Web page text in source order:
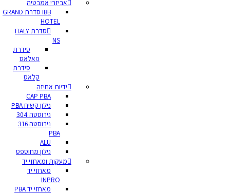
אביזרי אמבטיה
IBB סדרת GRAND
HOTEL
סדרת ITALY
NS
סידרת
פאלאס
סידרת
קלאס
ידיות אחיזה
CAP PBA
נילון קשיח PBA
נירוסטה 304
נירוסטה 316
PBA
ALU
נילון מחוספס
מעקות ומאחזי יד
מאחזי יד
INPRO
מאחזי יד PBA